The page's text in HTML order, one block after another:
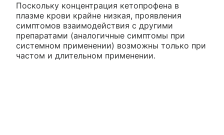
Поскольку концентрация кетопрофена в
плазме крови крайне низкая, проявления
симптомов взаимодействия с другими
препаратами (аналогичные симптомы при
системном применении) возможны только при
частом и длительном применении.